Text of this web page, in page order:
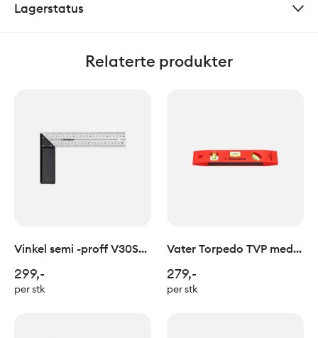
Lagerstatus
Relaterte produkter
Vinkel semi -proff V30S
299,-
per stk
Vater Torpedo TVP med
279,-
per stk